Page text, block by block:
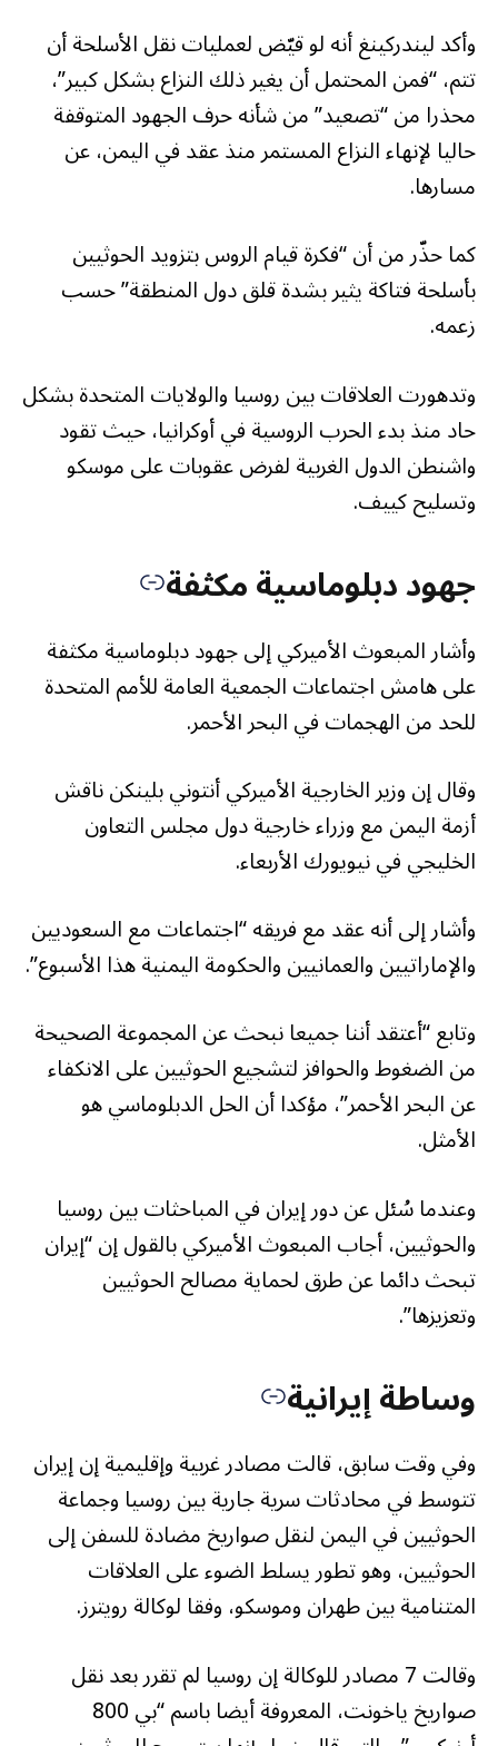
وأكد ليندركينغ أنه لو قيّض لعمليات نقل الأسلحة أن
تتم، “فمن المحتمل أن يغير ذلك النزاع بشكل كبير”،
محذرا من “تصعيد” من شأنه حرف الجهود المتوقفة
حاليا لإنهاء النزاع المستمر منذ عقد في اليمن، عن
مسارها.
كما حذّر من أن “فكرة قيام الروس بتزويد الحوثيين
بأسلحة فتاكة يثير بشدة قلق دول المنطقة” حسب
زعمه.
وتدهورت العلاقات بين روسيا والولايات المتحدة بشكل
حاد منذ بدء الحرب الروسية في أوكرانيا، حيث تقود
واشنطن الدول الغربية لفرض عقوبات على موسكو
وتسليح كييف.
جهود دبلوماسية مكثفة
وأشار المبعوث الأميركي إلى جهود دبلوماسية مكثفة
على هامش اجتماعات الجمعية العامة للأمم المتحدة
للحد من الهجمات في البحر الأحمر.
وقال إن وزير الخارجية الأميركي أنتوني بلينكن ناقش
أزمة اليمن مع وزراء خارجية دول مجلس التعاون
الخليجي في نيويورك الأربعاء.
وأشار إلى أنه عقد مع فريقه “اجتماعات مع السعوديين
والإماراتيين والعمانيين والحكومة اليمنية هذا الأسبوع”.
وتابع “أعتقد أننا جميعا نبحث عن المجموعة الصحيحة
من الضغوط والحوافز لتشجيع الحوثيين على الانكفاء
عن البحر الأحمر”، مؤكدا أن الحل الدبلوماسي هو
الأمثل.
وعندما سُئل عن دور إيران في المباحثات بين روسيا
والحوثيين، أجاب المبعوث الأميركي بالقول إن “إيران
تبحث دائما عن طرق لحماية مصالح الحوثيين
وتعزيزها”.
وساطة إيرانية
وفي وقت سابق، قالت مصادر غربية وإقليمية إن إيران
تتوسط في محادثات سرية جارية بين روسيا وجماعة
الحوثيين في اليمن لنقل صواريخ مضادة للسفن إلى
الحوثيين، وهو تطور يسلط الضوء على العلاقات
المتنامية بين طهران وموسكو، وفقا لوكالة رويترز.
وقالت 7 مصادر للوكالة إن روسيا لم تقرر بعد نقل
صواريخ ياخونت، المعروفة أيضا باسم “بي 800